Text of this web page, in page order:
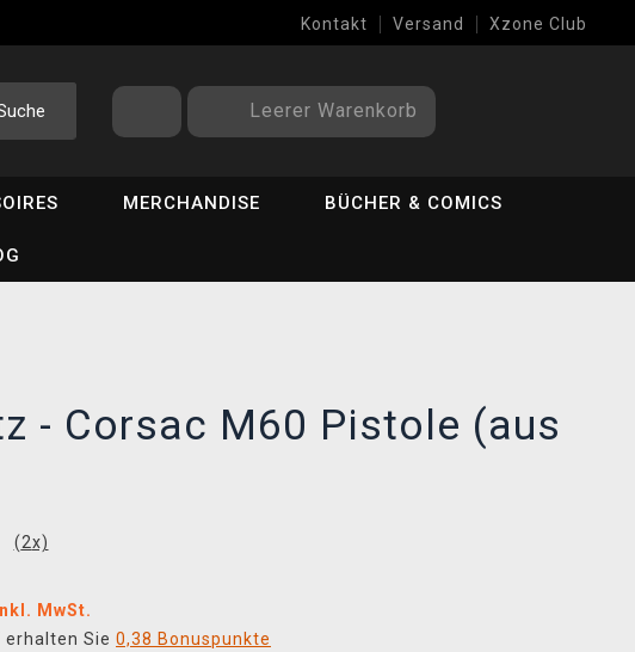
Kontakt Versand Xzone Club
Leerer Warenkorb
MERCHANDISE BÜCHER & COMICS
- Corsac M60 Pistole (aus
(2x)
MwSt.
erhalten Sie 0,38 Bonuspunkte